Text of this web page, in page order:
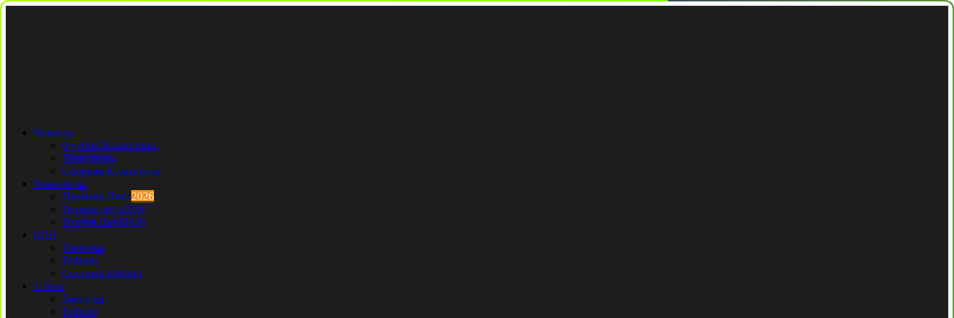
Новости
Футбол Казахстана
Трансферы
Сборная Казахстана
Трансферы
Премьер Лига2026
Первая лига2026
Вторая Лига2026
КПЛ
Тренеры
Рефери
Составы команд
1 Лига
Тренеры
Рефери